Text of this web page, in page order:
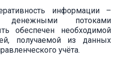
информации –
денежными потоками
обеспечен необходимой
получаемой из данных
учёта.